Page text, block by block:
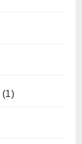
(1)